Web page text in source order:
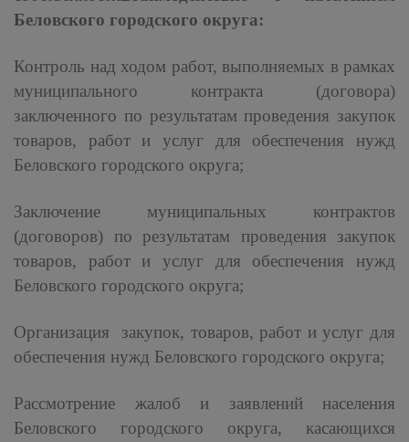
Беловского городского округа:
Контроль над ходом работ, выполняемых в рамках
муниципального контракта (договора)
заключенного по результатам проведения закупок
товаров, работ и услуг для обеспечения нужд
Беловского городского округа;
Заключение муниципальных контрактов
(договоров) по результатам проведения закупок
товаров, работ и услуг для обеспечения нужд
Беловского городского округа;
Организация закупок, товаров, работ и услуг для
обеспечения нужд Беловского городского округа;
Рассмотрение жалоб и заявлений населения
Беловского городского округа, касающихся